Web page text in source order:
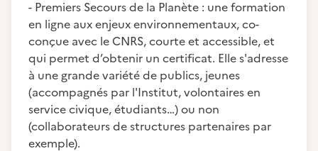
- Premiers Secours de la Planète : une formation
en ligne aux enjeux environnementaux, co-
conçue avec le CNRS, courte et accessible, et
qui permet d’obtenir un certificat. Elle s'adresse
à une grande variété de publics, jeunes
(accompagnés par l'Institut, volontaires en
service civique, étudiants…) ou non
(collaborateurs de structures partenaires par
exemple).